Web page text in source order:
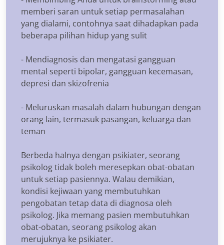
memberi saran untuk setiap permasalahan
yang dialami, contohnya saat dihadapkan pada
beberapa pilihan hidup yang sulit
- Mendiagnosis dan mengatasi gangguan
mental seperti bipolar, gangguan kecemasan,
depresi dan skizofrenia
- Meluruskan masalah dalam hubungan dengan
orang lain, termasuk pasangan, keluarga dan
teman
Berbeda halnya dengan psikiater, seorang
psikolog tidak boleh meresepkan obat-obatan
untuk setiap pasiennya. Walau demikian,
kondisi kejiwaan yang membutuhkan
pengobatan tetap data di diagnosa oleh
psikolog. Jika memang pasien membutuhkan
obat-obatan, seorang psikolog akan
merujuknya ke psikiater.